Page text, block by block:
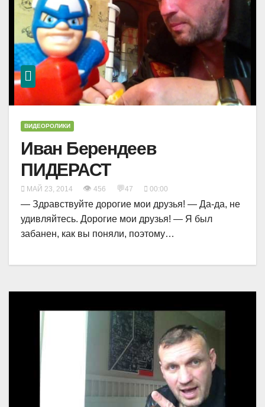
ВИДЕОРОЛИКИ
Иван Берендеев
ПИДЕРАСТ
МАЙ 23, 2014 👁 456 💬47 00:00
— Здравствуйте дорогие мои друзья! — Да-да, не
удивляйтесь. Дорогие мои друзья! — Я был
забанен, как вы поняли, поэтому…